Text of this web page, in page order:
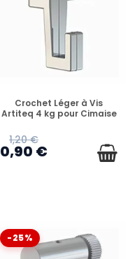
EN STOCK
Crochet Léger à Vis
Artiteq 4 kg pour Cimaise
1,20 €
0,90 €
-25%